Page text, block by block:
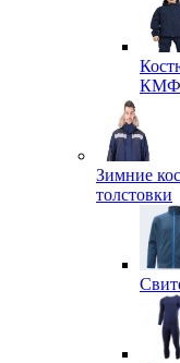
КМФ
Зимние
толстовки